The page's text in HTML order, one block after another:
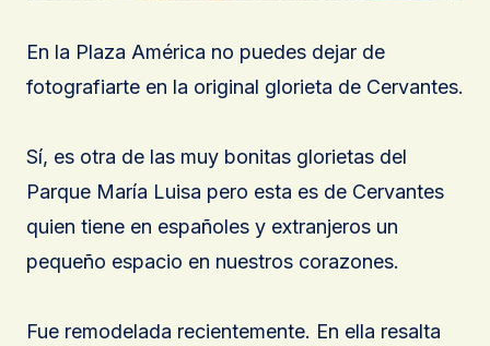
En la Plaza América no puedes dejar de
fotografiarte en la original glorieta de Cervantes.
Sí, es otra de las muy bonitas glorietas del
Parque María Luisa pero esta es de Cervantes
quien tiene en españoles y extranjeros un
pequeño espacio en nuestros corazones.
Fue remodelada recientemente. En ella resalta